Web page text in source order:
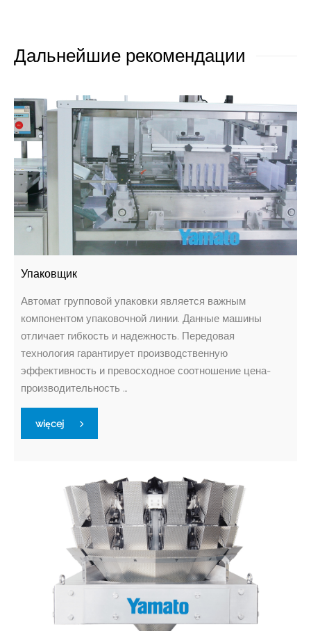
Дальнейшие рекомендации
Упаковщик
Автомат групповой упаковки является важным
компонентом упаковочной линии. Данные машины
отличает гибкость и надежность. Передовая
технология гарантирует производственную
эффективность и превосходное соотношение цена-
производительность …
więcej